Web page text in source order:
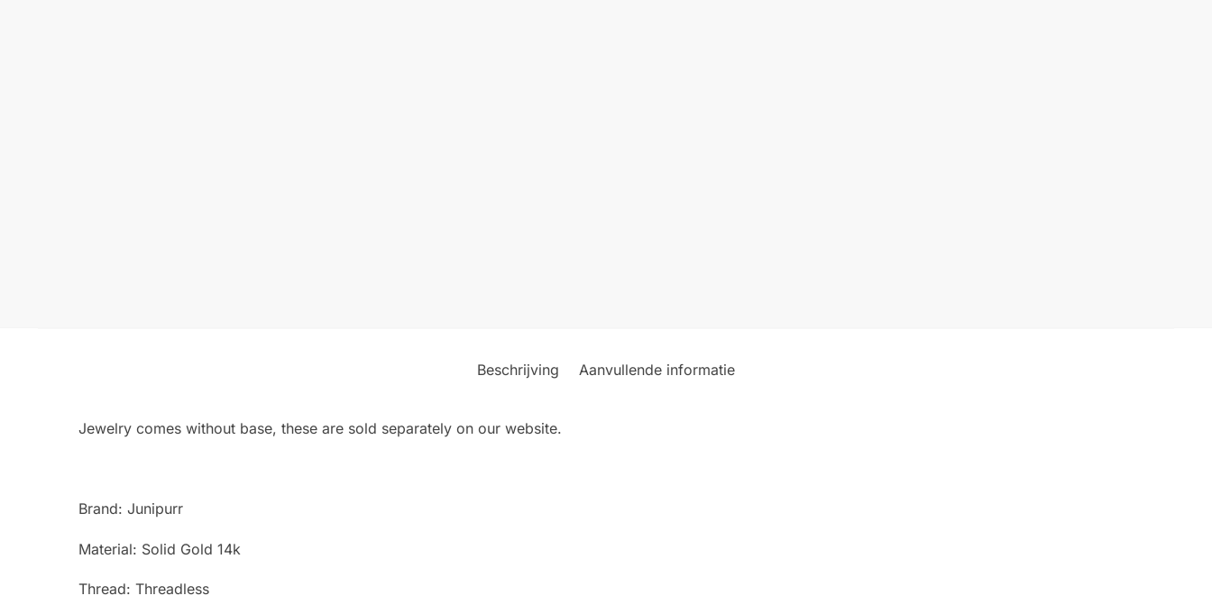
Beschrijving Aanvullende informatie
Jewelry comes without base, these are sold separately on our website.
Brand: Junipurr
Material: Solid Gold 14k
Thread: Threadless